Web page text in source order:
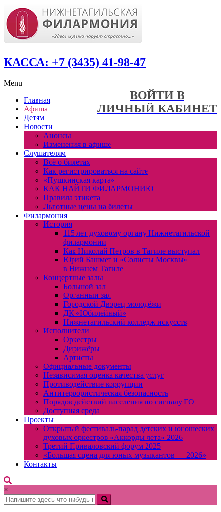
КАССА: +7 (3435) 41-98-47
ВОЙТИ В
ЛИЧНЫЙ КАБИНЕТ
Menu
Главная
Афиша
Детям
Новости
Анонсы
Изменения в афише
Слушателям
Всё о билетах
Как регистрироваться на сайте
«Пушкинская карта»
КАК НАЙТИ ФИЛАРМОНИЮ
Правила этикета
Льготные цены на билеты
Филармония
История
115 лет духовому органу Нижнетагильской
филармонии
Как Николай Петров в Тагиле выступал
Юрий Башмет и «Солисты Москвы»
в Нижнем Тагиле
Концертные залы
Большой зал
Органный зал
Городской Дворец молодёжи
ДК «Юбилейный»
Нижнетагильский колледж искусств
Исполнители
Оркестры
Дирижёры
Артисты
Официальные документы
Независимая оценка качества услуг
Противодействие коррупции
Антитеррористическая безопасность
Порядок действий населения по сигналу ГО
Доступная среда
Проекты
Открытый фестиваль-парад детских и юношеских
духовых оркестров «Аккорды лета» 2026
Третий Приваловский форум 2025
«Большая сцена для юных музыкантов — 2026»
Контакты
×